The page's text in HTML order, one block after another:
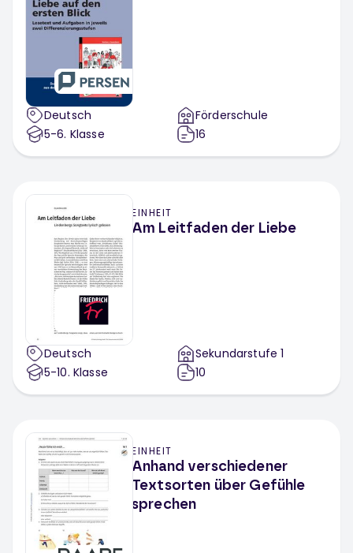
Deutsch
5-6. Klasse
Förderschule
16
EINHEIT
Am Leitfaden der Liebe
Deutsch
5-10. Klasse
Sekundarstufe 1
10
EINHEIT
Anhand verschiedener
Textsorten über Gefühle
sprechen